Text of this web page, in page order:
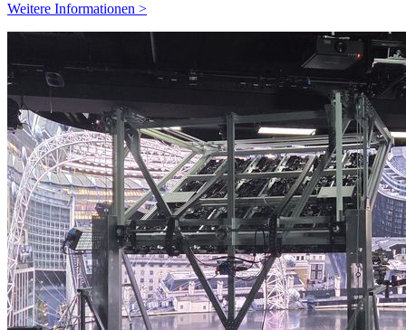
Weitere Informationen >